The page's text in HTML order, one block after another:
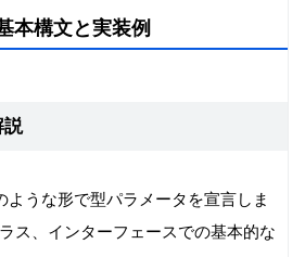
本構文と実装例
説
ような形で型パラメータを宣言しま
ス、インターフェースでの基本的な